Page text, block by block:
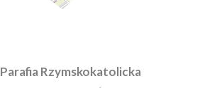
Parafia Rzymskokatolicka